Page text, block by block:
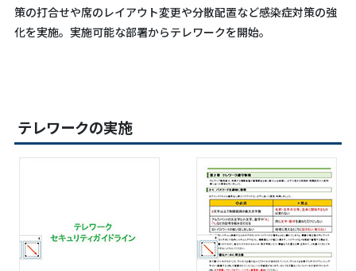
策の打合せや席のレイアウト変更や分散配置など感染症対策の強
化を実施。実施可能な部署からテレワークを開始。
テレワークの実施